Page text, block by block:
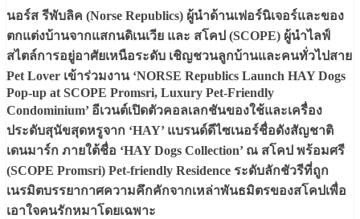
นอร์ส รีพับลิค (Norse Republics) ผู้นำด้านเฟอร์นิเจอร์และของ
ตกแต่งบ้านจากแสกนดิเนเวีย และ สโคป (SCOPE) ผู้นำไลฟ์
สไตล์การอยู่อาศัยเหนือระดับ เชิญชวนลูกบ้านและคนทั่วไปสาย
Pet Lover เข้าร่วมงาน ‘NORSE Republics Launch HAY Dogs
Pop-up at SCOPE Promsri, Luxury Pet-Friendly
Condominium’ อีเวนต์เปิดตัวคอลเลกชันของใช้และเครื่อง
ประดับสุนัขสุดหรูจาก ‘HAY’ แบรนด์ดีไซเนอร์ชื่อดังสัญชาติ
เดนมาร์ก ภายใต้ชื่อ ‘HAY Dogs Collection’ ณ สโคป พร้อมศรี
(SCOPE Promsri) Pet-friendly Residence ระดับลักชัวรีที่ถูก
เนรมิตบรรยากาศความคึกคักจากเหล่าพันธมิตรของสโคปเพื่อ
เอาใจคนรักหมาโดยเฉพาะ